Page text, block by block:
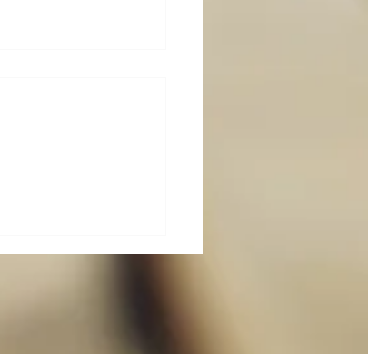
体操作５（続々・